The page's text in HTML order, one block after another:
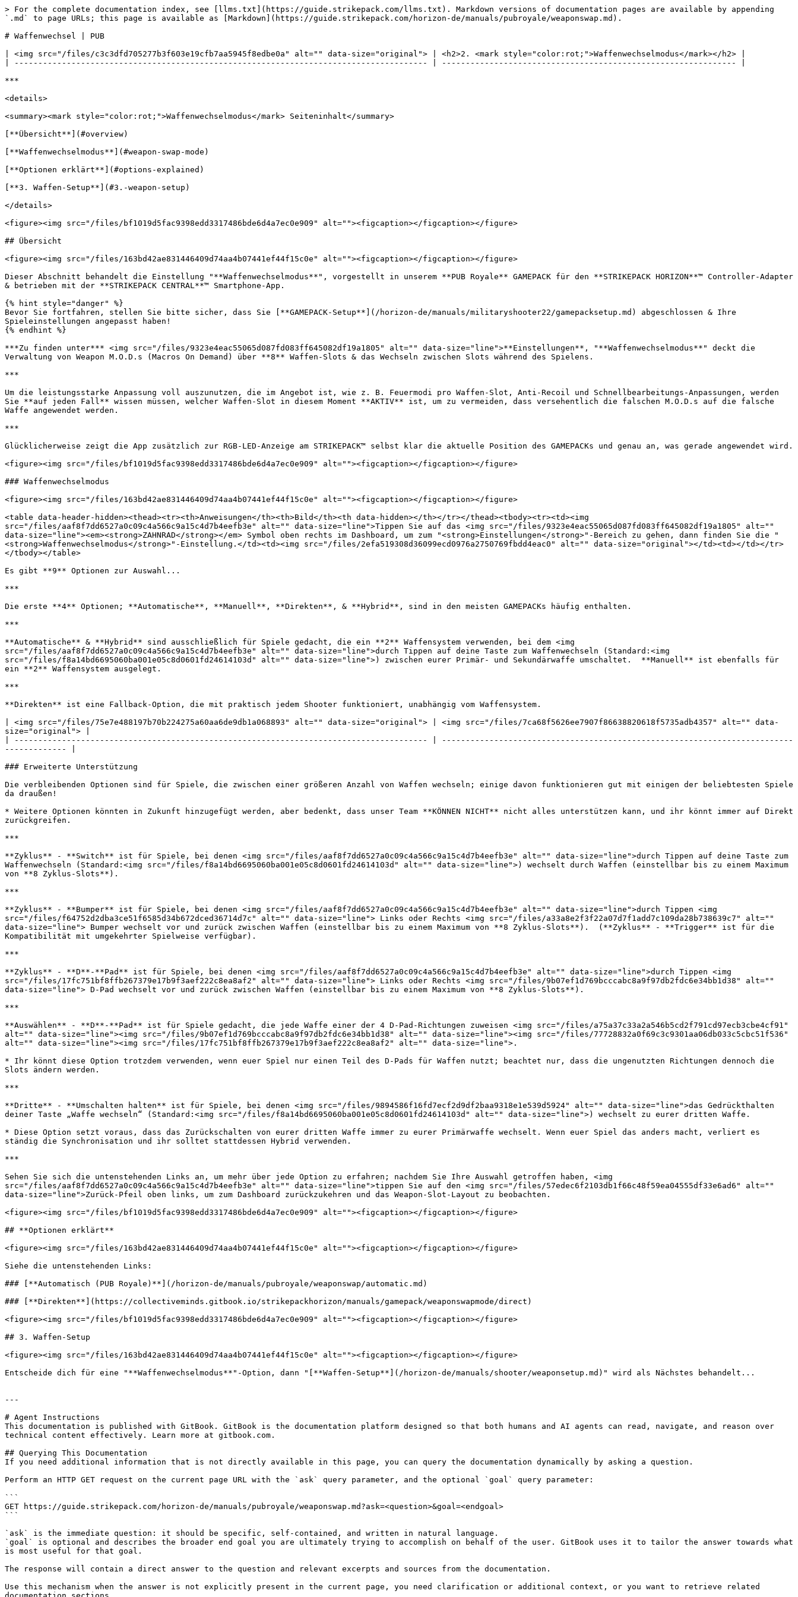
> For the complete documentation index, see [llms.txt](https://guide.strikepack.com/llms.txt). Markdown versions of documentation pages are available by appending
`.md` to page URLs; this page is available as [Markdown](https://guide.strikepack.com/horizon-de/manuals/pubroyale/weaponswap.md).
# Waffenwechsel | PUB
| <img src="/files/c3c3dfd705277b3f603e19cfb7aa5945f8edbe0a" alt="" data-size="original"> | <h2>2. <mark style="color:rot;">Waffenwechselmodus</mark></h2> |
| --------------------------------------------------------------------------------------- | -------------------------------------------------------------- |
***
<details>
<summary><mark style="color:rot;">Waffenwechselmodus</mark> Seiteninhalt</summary>
[**Übersicht**](#overview)
[**Waffenwechselmodus**](#weapon-swap-mode)
[**Optionen erklärt**](#options-explained)
[**3. Waffen-Setup**](#3.-weapon-setup)
</details>
<figure><img src="/files/bf1019d5fac9398edd3317486bde6d4a7ec0e909" alt=""><figcaption></figcaption></figure>
## Übersicht
<figure><img src="/files/163bd42ae831446409d74aa4b07441ef44f15c0e" alt=""><figcaption></figcaption></figure>
Dieser Abschnitt behandelt die Einstellung "**Waffenwechselmodus**", vorgestellt in unserem **PUB Royale** GAMEPACK für den **STRIKEPACK HORIZON**™ Controller-Adapter
& betrieben mit der **STRIKEPACK CENTRAL**™ Smartphone-App.
{% hint style="danger" %}
Bevor Sie fortfahren, stellen Sie bitte sicher, dass Sie [**GAMEPACK-Setup**](/horizon-de/manuals/militaryshooter22/gamepacksetup.md) abgeschlossen & Ihre
Spieleinstellungen angepasst haben!
{% endhint %}
***Zu finden unter*** <img src="/files/9323e4eac55065d087fd083ff645082df19a1805" alt="" data-size="line">**Einstellungen**, "**Waffenwechselmodus**" deckt die
Verwaltung von Weapon M.O.D.s (Macros On Demand) über **8** Waffen-Slots & das Wechseln zwischen Slots während des Spielens.
***
Um die leistungsstarke Anpassung voll auszunutzen, die im Angebot ist, wie z. B. Feuermodi pro Waffen-Slot, Anti-Recoil und Schnellbearbeitungs-Anpassungen, werden
Sie **auf jeden Fall** wissen müssen, welcher Waffen-Slot in diesem Moment **AKTIV** ist, um zu vermeiden, dass versehentlich die falschen M.O.D.s auf die falsche
Waffe angewendet werden.
***
Glücklicherweise zeigt die App zusätzlich zur RGB-LED-Anzeige am STRIKEPACK™ selbst klar die aktuelle Position des GAMEPACKs und genau an, was gerade angewendet wird.
<figure><img src="/files/bf1019d5fac9398edd3317486bde6d4a7ec0e909" alt=""><figcaption></figcaption></figure>
### Waffenwechselmodus
<figure><img src="/files/163bd42ae831446409d74aa4b07441ef44f15c0e" alt=""><figcaption></figcaption></figure>
<table data-header-hidden><thead><tr><th>Anweisungen</th><th>Bild</th><th data-hidden></th></tr></thead><tbody><tr><td><img
src="/files/aaf8f7dd6527a0c09c4a566c9a15c4d7b4eefb3e" alt="" data-size="line">Tippen Sie auf das <img src="/files/9323e4eac55065d087fd083ff645082df19a1805" alt=""
data-size="line"><em><strong>ZAHNRAD</strong></em> Symbol oben rechts im Dashboard, um zum "<strong>Einstellungen</strong>"-Bereich zu gehen, dann finden Sie die "
<strong>Waffenwechselmodus</strong>"-Einstellung.</td><td><img src="/files/2efa519308d36099ecd0976a2750769fbdd4eac0" alt="" data-size="original"></td><td></td></tr>
</tbody></table>
Es gibt **9** Optionen zur Auswahl...
***
Die erste **4** Optionen; **Automatische**, **Manuell**, **Direkten**, & **Hybrid**, sind in den meisten GAMEPACKs häufig enthalten.
***
**Automatische** & **Hybrid** sind ausschließlich für Spiele gedacht, die ein **2** Waffensystem verwenden, bei dem <img
src="/files/aaf8f7dd6527a0c09c4a566c9a15c4d7b4eefb3e" alt="" data-size="line">durch Tippen auf deine Taste zum Waffenwechseln (Standard:<img
src="/files/f8a14bd6695060ba001e05c8d0601fd24614103d" alt="" data-size="line">) zwischen eurer Primär- und Sekundärwaffe umschaltet.  **Manuell** ist ebenfalls für
ein **2** Waffensystem ausgelegt.
***
**Direkten** ist eine Fallback-Option, die mit praktisch jedem Shooter funktioniert, unabhängig vom Waffensystem.
| <img src="/files/75e7e488197b70b224275a60aa6de9db1a068893" alt="" data-size="original"> | <img src="/files/7ca68f5626ee7907f86638820618f5735adb4357" alt="" data-
size="original"> |
| --------------------------------------------------------------------------------------- | --------------------------------------------------------------------------
------------- |
### Erweiterte Unterstützung
Die verbleibenden Optionen sind für Spiele, die zwischen einer größeren Anzahl von Waffen wechseln; einige davon funktionieren gut mit einigen der beliebtesten Spiele
da draußen!
* Weitere Optionen könnten in Zukunft hinzugefügt werden, aber bedenkt, dass unser Team **KÖNNEN NICHT** nicht alles unterstützen kann, und ihr könnt immer auf Direkt
zurückgreifen.
***
**Zyklus** - **Switch** ist für Spiele, bei denen <img src="/files/aaf8f7dd6527a0c09c4a566c9a15c4d7b4eefb3e" alt="" data-size="line">durch Tippen auf deine Taste zum
Waffenwechseln (Standard:<img src="/files/f8a14bd6695060ba001e05c8d0601fd24614103d" alt="" data-size="line">) wechselt durch Waffen (einstellbar bis zu einem Maximum
von **8 Zyklus-Slots**).
***
**Zyklus** - **Bumper** ist für Spiele, bei denen <img src="/files/aaf8f7dd6527a0c09c4a566c9a15c4d7b4eefb3e" alt="" data-size="line">durch Tippen <img
src="/files/f64752d2dba3ce51f6585d34b672dced36714d7c" alt="" data-size="line"> Links oder Rechts <img src="/files/a33a8e2f3f22a07d7f1add7c109da28b738639c7" alt=""
data-size="line"> Bumper wechselt vor und zurück zwischen Waffen (einstellbar bis zu einem Maximum von **8 Zyklus-Slots**).  (**Zyklus** - **Trigger** ist für die
Kompatibilität mit umgekehrter Spielweise verfügbar).
***
**Zyklus** - **D**-**Pad** ist für Spiele, bei denen <img src="/files/aaf8f7dd6527a0c09c4a566c9a15c4d7b4eefb3e" alt="" data-size="line">durch Tippen <img
src="/files/17fc751bf8ffb267379e17b9f3aef222c8ea8af2" alt="" data-size="line"> Links oder Rechts <img src="/files/9b07ef1d769bcccabc8a9f97db2fdc6e34bb1d38" alt=""
data-size="line"> D-Pad wechselt vor und zurück zwischen Waffen (einstellbar bis zu einem Maximum von **8 Zyklus-Slots**).
***
**Auswählen** - **D**-**Pad** ist für Spiele gedacht, die jede Waffe einer der 4 D-Pad-Richtungen zuweisen <img src="/files/a75a37c33a2a546b5cd2f791cd97ecb3cbe4cf91"
alt="" data-size="line"><img src="/files/9b07ef1d769bcccabc8a9f97db2fdc6e34bb1d38" alt="" data-size="line"><img src="/files/77728832a0f69c3c9301aa06db033c5cbc51f536"
alt="" data-size="line"><img src="/files/17fc751bf8ffb267379e17b9f3aef222c8ea8af2" alt="" data-size="line">.
* Ihr könnt diese Option trotzdem verwenden, wenn euer Spiel nur einen Teil des D-Pads für Waffen nutzt; beachtet nur, dass die ungenutzten Richtungen dennoch die
Slots ändern werden.
***
**Dritte** - **Umschalten halten** ist für Spiele, bei denen <img src="/files/9894586f16fd7ecf2d9df2baa9318e1e539d5924" alt="" data-size="line">das Gedrückthalten
deiner Taste „Waffe wechseln“ (Standard:<img src="/files/f8a14bd6695060ba001e05c8d0601fd24614103d" alt="" data-size="line">) wechselt zu eurer dritten Waffe.
* Diese Option setzt voraus, dass das Zurückschalten von eurer dritten Waffe immer zu eurer Primärwaffe wechselt. Wenn euer Spiel das anders macht, verliert es
ständig die Synchronisation und ihr solltet stattdessen Hybrid verwenden.
***
Sehen Sie sich die untenstehenden Links an, um mehr über jede Option zu erfahren; nachdem Sie Ihre Auswahl getroffen haben, <img
src="/files/aaf8f7dd6527a0c09c4a566c9a15c4d7b4eefb3e" alt="" data-size="line">tippen Sie auf den <img src="/files/57edec6f2103db1f66c48f59ea04555df33e6ad6" alt=""
data-size="line">Zurück-Pfeil oben links, um zum Dashboard zurückzukehren und das Weapon-Slot-Layout zu beobachten.
<figure><img src="/files/bf1019d5fac9398edd3317486bde6d4a7ec0e909" alt=""><figcaption></figcaption></figure>
## **Optionen erklärt**
<figure><img src="/files/163bd42ae831446409d74aa4b07441ef44f15c0e" alt=""><figcaption></figcaption></figure>
Siehe die untenstehenden Links:
### [**Automatisch (PUB Royale)**](/horizon-de/manuals/pubroyale/weaponswap/automatic.md)
### [**Direkten**](https://collectiveminds.gitbook.io/strikepackhorizon/manuals/gamepack/weaponswapmode/direct)
<figure><img src="/files/bf1019d5fac9398edd3317486bde6d4a7ec0e909" alt=""><figcaption></figcaption></figure>
## 3. Waffen-Setup
<figure><img src="/files/163bd42ae831446409d74aa4b07441ef44f15c0e" alt=""><figcaption></figcaption></figure>
Entscheide dich für eine "**Waffenwechselmodus**"-Option, dann "[**Waffen-Setup**](/horizon-de/manuals/shooter/weaponsetup.md)" wird als Nächstes behandelt...
---
# Agent Instructions
This documentation is published with GitBook. GitBook is the documentation platform designed so that both humans and AI agents can read, navigate, and reason over
technical content effectively. Learn more at gitbook.com.
## Querying This Documentation
If you need additional information that is not directly available in this page, you can query the documentation dynamically by asking a question.
Perform an HTTP GET request on the current page URL with the `ask` query parameter, and the optional `goal` query parameter:
```
GET https://guide.strikepack.com/horizon-de/manuals/pubroyale/weaponswap.md?ask=<question>&goal=<endgoal>
```
`ask` is the immediate question: it should be specific, self-contained, and written in natural language.
`goal` is optional and describes the broader end goal you are ultimately trying to accomplish on behalf of the user. GitBook uses it to tailor the answer towards what
is most useful for that goal.
The response will contain a direct answer to the question and relevant excerpts and sources from the documentation.
Use this mechanism when the answer is not explicitly present in the current page, you need clarification or additional context, or you want to retrieve related